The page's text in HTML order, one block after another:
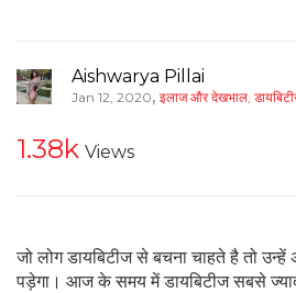
Aishwarya Pillai
Jan 12, 2020, इलाज और देखभाल,
1.38k Views
जो लोग डायबिटीज से बचना चाहते है तो
पड़ेगा। आज के समय में डायबिटीज सबसे ज्यादा